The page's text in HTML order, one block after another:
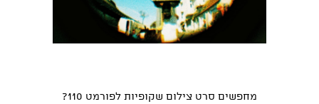
מחפשים סרט צילום שקופיות לפורמט 110?